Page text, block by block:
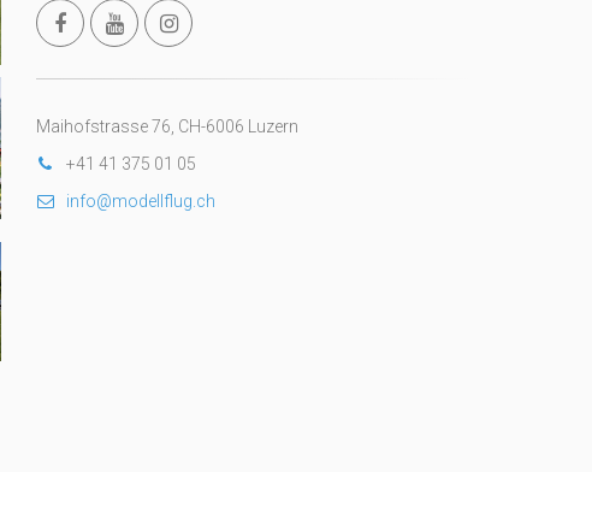
Maihofstrasse 76, CH-6006 Luzern
+41 41 375 01 05
info@modellflug.ch